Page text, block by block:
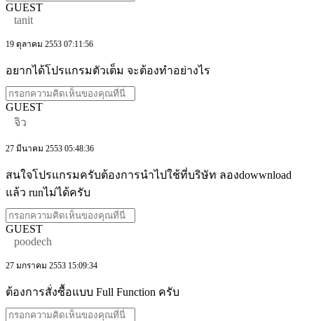
GUEST
tanit
19 ตุลาคม 2553 07:11:56
อยากได้โปรแกรมตัวเต็ม จะต้องทำอย่างไร
GUEST
จิว
27 มีนาคม 2553 05:48:36
สนใจโปรแกรมครับต้องการนำไปใช้ที่บริษัท ลองdowwnload
แล้ว runไม่ได้ครับ
GUEST
poodech
27 มกราคม 2553 15:09:34
ต้องการสั่งซื้อแบบ Full Function ครับ